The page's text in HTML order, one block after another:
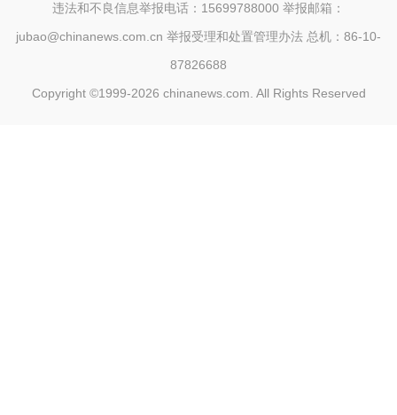
违法和不良信息举报电话：15699788000 举报邮箱：
jubao@chinanews.com.cn 举报受理和处置管理办法 总机：86-10-
87826688
Copyright ©1999-2026 chinanews.com. All Rights Reserved